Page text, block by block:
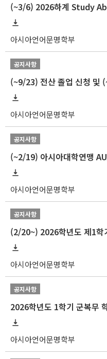
아시아언어문명학부
공지사항
(~9/23) 전산 졸업 신청 및
아시아언어문명학부
공지사항
아시아언어문명학부
공지사항
아시아언어문명학부
공지사항
2026학년도 1학기 군복무
아시아언어문명학부